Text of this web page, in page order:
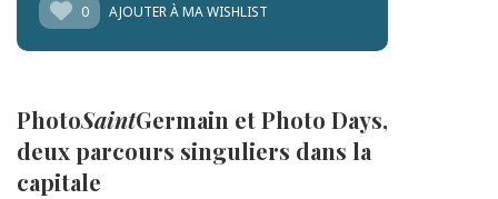
0
AJOUTER À MA WISHLIST
PhotoSaintGermain et Photo Days,
deux parcours singuliers dans la
capitale